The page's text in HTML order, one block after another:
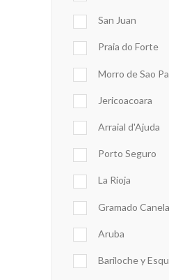
San Juan
Praia do Forte
Morro de Sao
Jericoacoara
Arraial d'Ajuda
Porto Seguro
La Rioja
Gramado
Aruba
Bariloche y